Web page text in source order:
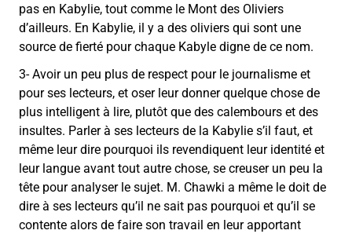
pas en Kabylie, tout comme le Mont des Oliviers
d’ailleurs. En Kabylie, il y a des oliviers qui sont une
source de fierté pour chaque Kabyle digne de ce nom.
3- Avoir un peu plus de respect pour le journalisme et
pour ses lecteurs, et oser leur donner quelque chose de
plus intelligent à lire, plutôt que des calembours et des
insultes. Parler à ses lecteurs de la Kabylie s’il faut, et
même leur dire pourquoi ils revendiquent leur identité et
leur langue avant tout autre chose, se creuser un peu la
tête pour analyser le sujet. M. Chawki a même le doit de
dire à ses lecteurs qu’il ne sait pas pourquoi et qu’il se
contente alors de faire son travail en leur apportant